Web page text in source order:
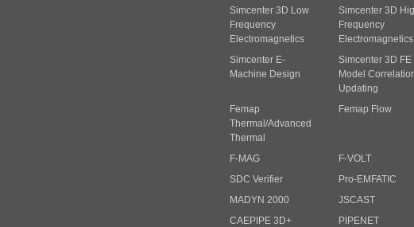
Simcenter 3D Low
Frequency
Electromagnetics
Simcenter 3D
Frequency
Electromagnetics
Simcenter E-
Machine Design
Simcenter 3D FE
Model
Updating
Femap
Thermal/Advanced
Thermal
Femap Flow
F-MAG
F-VOLT
SDC Verifier
Pro-EMFATIC
MADYN 2000
JSCAST
CAEPIPE 3D+
PIPENET